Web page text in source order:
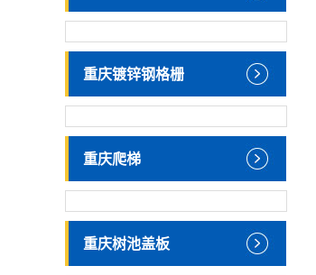
重庆镀锌钢格栅
重庆爬梯
重庆树池盖板